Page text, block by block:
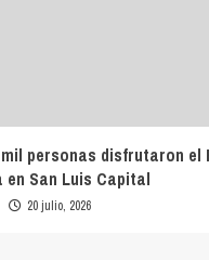
mil personas disfrutaron el
en San Luis Capital
20 julio, 2026